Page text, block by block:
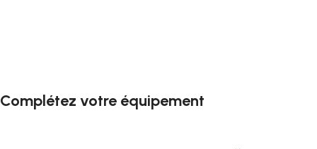
Complétez votre équipement